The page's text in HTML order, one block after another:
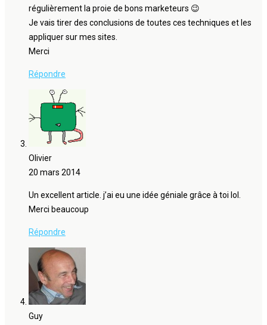
régulièrement la proie de bons marketeurs 😉
Je vais tirer des conclusions de toutes ces techniques et les
appliquer sur mes sites.
Merci
Répondre
Olivier
20 mars 2014
Un excellent article. j’ai eu une idée géniale grâce à toi lol.
Merci beaucoup
Répondre
Guy